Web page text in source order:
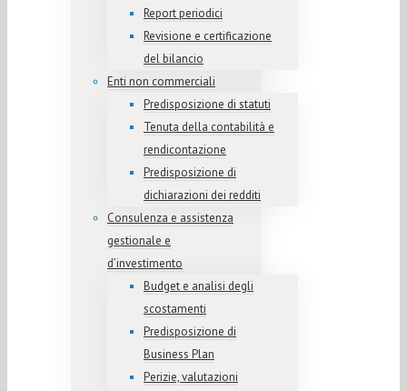
Report periodici
Revisione e certificazione
del bilancio
Enti non commerciali
Predisposizione di statuti
Tenuta della contabilità e
rendicontazione
Predisposizione di
dichiarazioni dei redditi
Consulenza e assistenza
gestionale e
d’investimento
Budget e analisi degli
scostamenti
Predisposizione di
Business Plan
Perizie, valutazioni